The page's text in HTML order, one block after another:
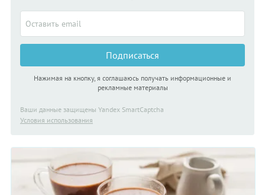
Подписаться
Нажимая на кнопку, я соглашаюсь получать информационные и
рекламные материалы
Ваши данные защищены Yandex SmartCaptcha
Условия использования